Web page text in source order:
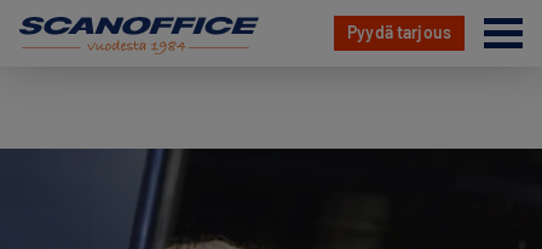
Pyydä tarjous